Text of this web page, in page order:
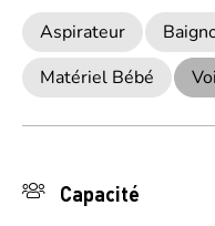
Aspirateur
Matériel Bébé
Capacité